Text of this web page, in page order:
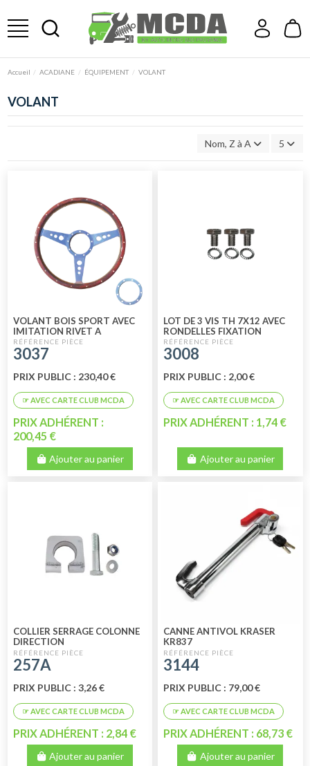
Accueil ACADIANE ÉQUIPEMENT VOLANT
VOLANT
Nom, Z à A 5
VOLANT BOIS SPORT AVEC
IMITATION RIVET A
L'ANCIENNE 3 BRANCHE
ALUMINIUM
3037
PRIX PUBLIC : 230,40 €
PRIX ADHÉRENT :
200,45 €
Ajouter au panier
LOT DE 3 VIS TH 7X12 AVEC
RONDELLES FIXATION
VOLANT
3008
PRIX PUBLIC : 2,00 €
PRIX ADHÉRENT : 1,74 €
Ajouter au panier
COLLIER SERRAGE COLONNE
DIRECTION
257A
PRIX PUBLIC : 3,26 €
PRIX ADHÉRENT : 2,84 €
Ajouter au panier
CANNE ANTIVOL KRASER
KR837
3144
PRIX PUBLIC : 79,00 €
PRIX ADHÉRENT : 68,73 €
Ajouter au panier